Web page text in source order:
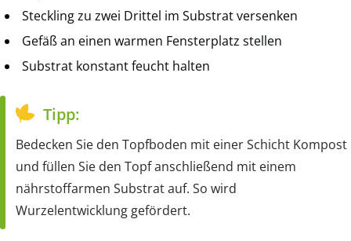
Steckling zu zwei Drittel im Substrat versenken
Gefäß an einen warmen Fensterplatz stellen
Substrat konstant feucht halten
Tipp:
Bedecken Sie den Topfboden mit einer Schicht Kompost
und füllen Sie den Topf anschließend mit einem
nährstoffarmen Substrat auf. So wird
Wurzelentwicklung gefördert.